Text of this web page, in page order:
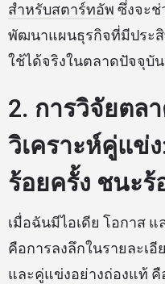
สำหรับสตาร์ทอัพ ซึ่งจะช่
พัฒนาแผนธุรกิจที่มีประ
ใช้ได้จริงในตลาดปัจจุบัน
2. การวิจัยตล
วิเคราะห์คู่แข่ง
ร้อยครั้ง ชนะร้
เมื่อฉันมีไอเดีย โอกาส
คือการลงลึกในรายละเ
และคู่แข่งอย่างถ่องแท้